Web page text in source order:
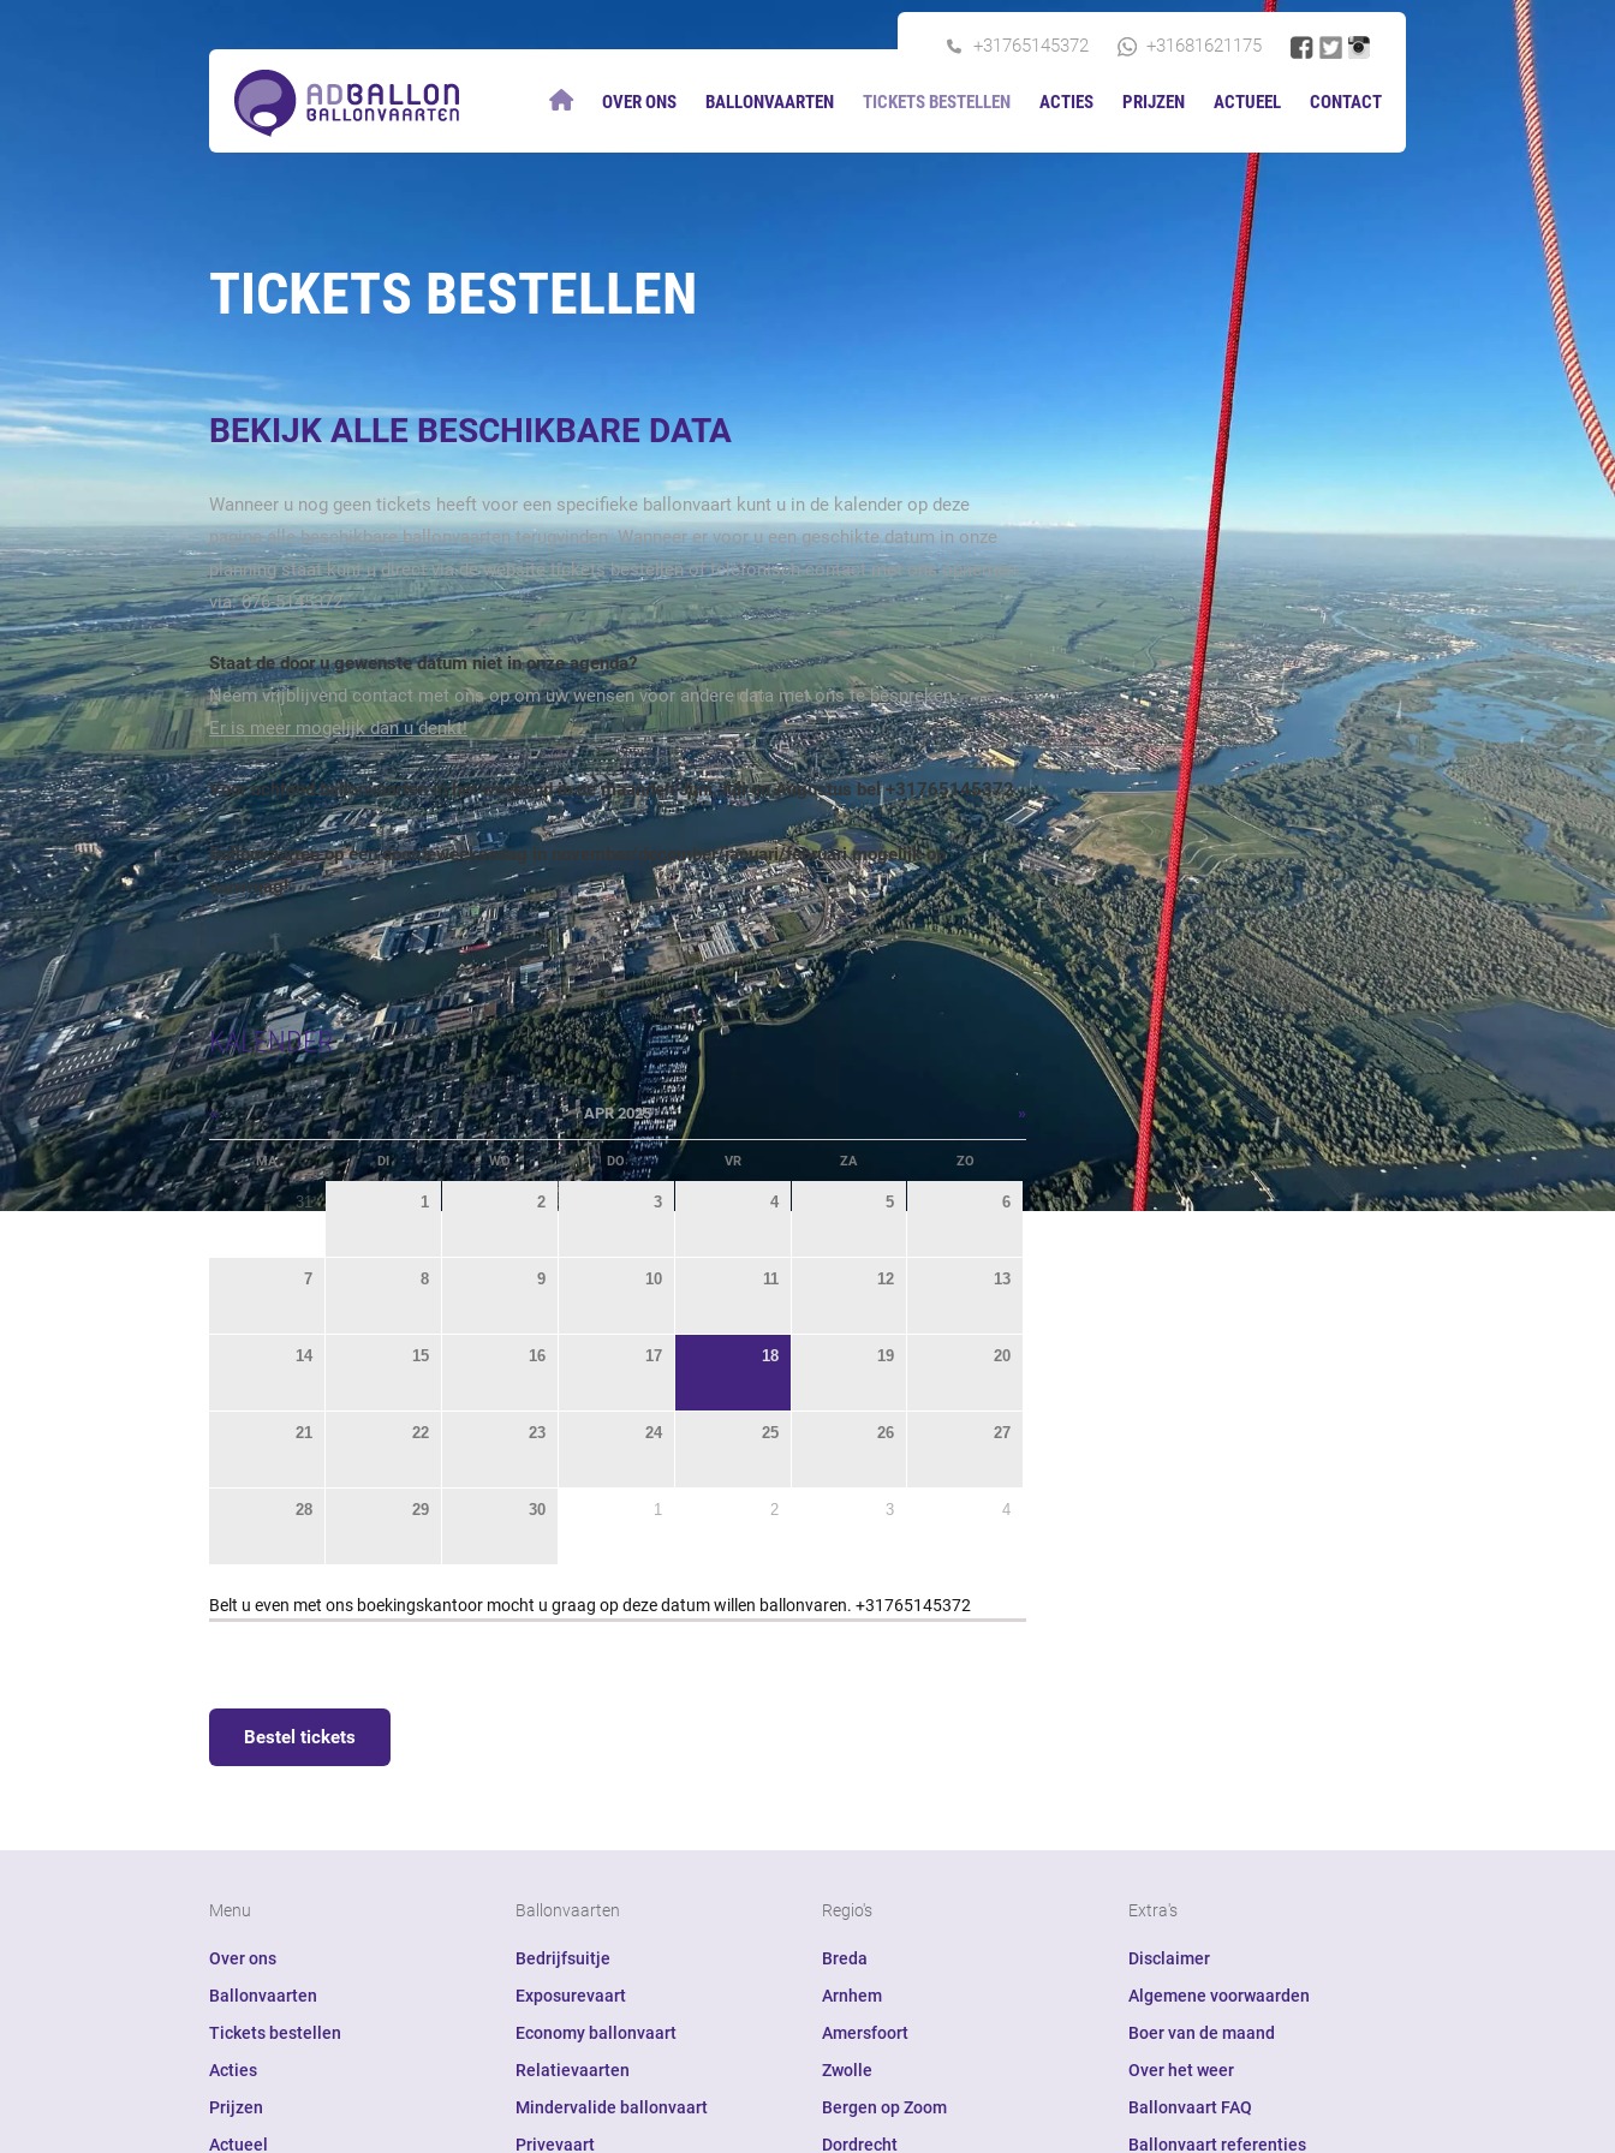
OVER ONS BALLONVAARTEN TICKETS BESTELLEN ACTIES PRIJZEN ACTUEEL CONTACT
+31765145372 +31681621175
TICKETS BESTELLEN
BEKIJK ALLE BESCHIKBARE DATA
Wanneer u nog geen tickets heeft voor een specifieke ballonvaart kunt u in de kalender op deze
pagina alle beschikbare ballonvaarten terugvinden. Wanneer er voor u een geschikte datum in onze
planning staat kunt u direct via de website tickets bestellen of telefonisch contact met ons opnemen
via: 076-5145372.
Staat de door u gewenste datum niet in onze agenda?
Neem vrijblijvend contact met ons op om uw wensen voor andere data met ons te bespreken.
Er is meer mogelijk dan u denkt!
Voor ochtend ballonvaarten in het weekend in de maanden Juni,Juli en Augustus bel +31765145372.
Ballonvaarten op een doordeweeksedag in november/december/januari/februari mogelijk op
aanvraag!
KALENDER
« APR 2025 »
MA DI WO DO VR ZA ZO
31 1 2 3 4 5 6
7 8 9 10 11 12 13
14 15 16 17 18 19 20
21 22 23 24 25 26 27
28 29 30 1 2 3 4
Belt u even met ons boekingskantoor mocht u graag op deze datum willen ballonvaren. +31765145372
Bestel tickets
Menu
Over ons
Ballonvaarten
Tickets bestellen
Acties
Prijzen
Actueel
Ballonvaarten
Bedrijfsuitje
Exposurevaart
Economy ballonvaart
Relatievaarten
Mindervalide ballonvaart
Privevaart
Regio's
Breda
Arnhem
Amersfoort
Zwolle
Bergen op Zoom
Dordrecht
Extra's
Disclaimer
Algemene voorwaarden
Boer van de maand
Over het weer
Ballonvaart FAQ
Ballonvaart referenties